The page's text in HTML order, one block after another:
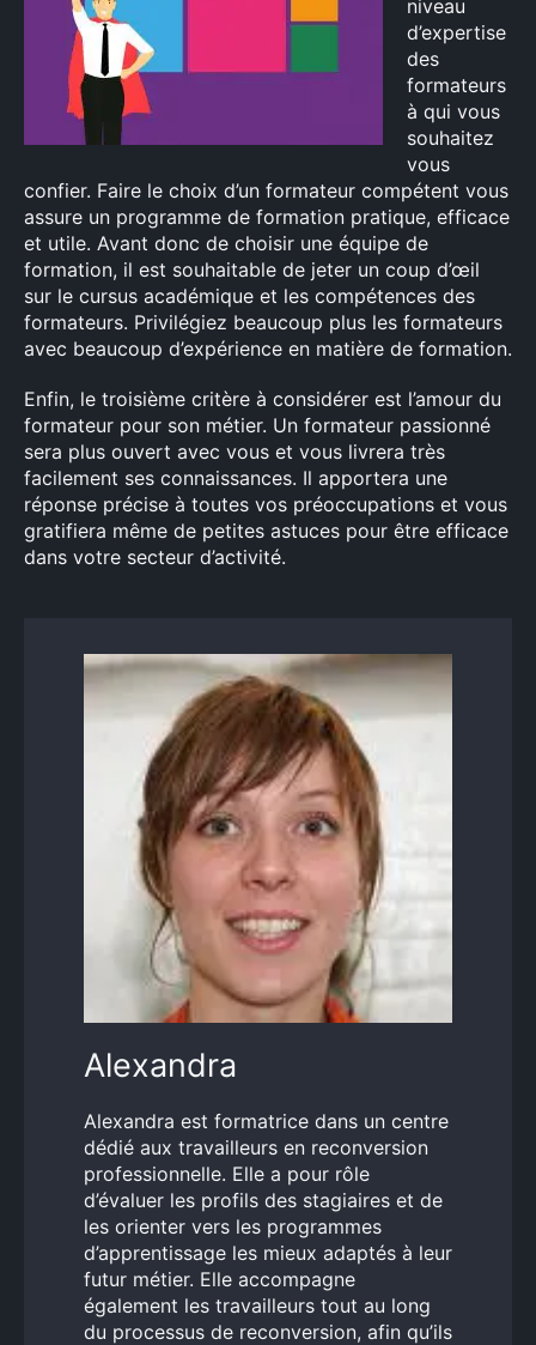
niveau
d’expertise
des
formateurs
à qui vous
souhaitez
vous
confier. Faire le choix d’un formateur compétent vous
assure un programme de formation pratique, efficace
et utile. Avant donc de choisir une équipe de
formation, il est souhaitable de jeter un coup d’œil
sur le cursus académique et les compétences des
formateurs. Privilégiez beaucoup plus les formateurs
avec beaucoup d’expérience en matière de formation.
Enfin, le troisième critère à considérer est l’amour du
formateur pour son métier. Un formateur passionné
sera plus ouvert avec vous et vous livrera très
facilement ses connaissances. Il apportera une
réponse précise à toutes vos préoccupations et vous
gratifiera même de petites astuces pour être efficace
dans votre secteur d’activité.
Alexandra
Alexandra est formatrice dans un centre
dédié aux travailleurs en reconversion
professionnelle. Elle a pour rôle
d’évaluer les profils des stagiaires et de
les orienter vers les programmes
d’apprentissage les mieux adaptés à leur
futur métier. Elle accompagne
également les travailleurs tout au long
du processus de reconversion, afin qu’ils
×
Rechercher
: